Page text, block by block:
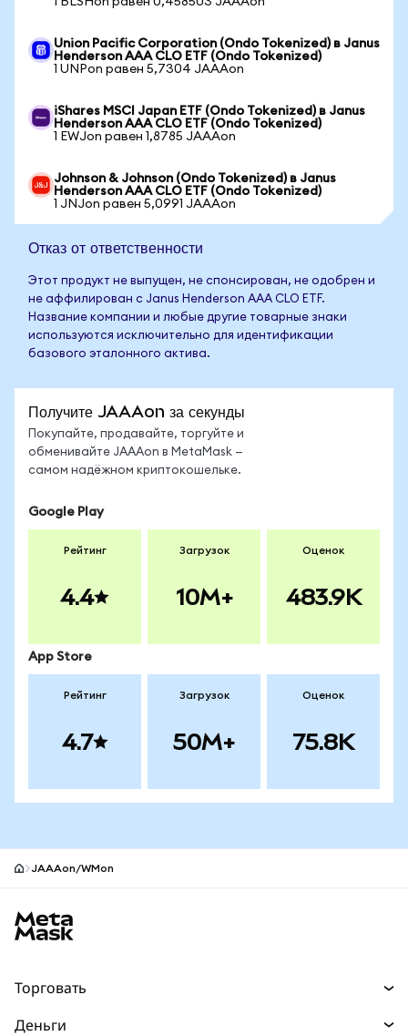
Union Pacific Corporation (Ondo Tokenized) в Janus
Henderson AAA CLO ETF (Ondo Tokenized)
1 UNPon равен 5,7304 JAAAon
iShares MSCI Japan ETF (Ondo Tokenized) в Janus
Henderson AAA CLO ETF (Ondo Tokenized)
1 EWJon равен 1,8785 JAAAon
Johnson & Johnson (Ondo Tokenized) в Janus
Henderson AAA CLO ETF (Ondo Tokenized)
1 JNJon равен 5,0991 JAAAon
Отказ от ответственности
Этот продукт не выпущен, не спонсирован, не одобрен и
не аффилирован с Janus Henderson AAA CLO ETF.
Название компании и любые другие товарные знаки
используются исключительно для идентификации
базового эталонного актива.
Получите JAAAon за секунды
Покупайте, продавайте, торгуйте и
обменивайте JAAAon в MetaMask —
самом надёжном криптокошельке.
Google Play
Рейтинг
4.4
Загрузок
10M+
Оценок
483.9K
App Store
Рейтинг
4.7
Загрузок
50M+
Оценок
75.8K
JAAAon/WMon
Торговать
Деньги